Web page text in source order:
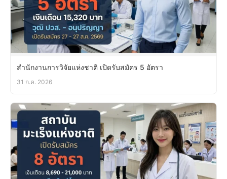
สำนักงานการวิจัยแห่งชาติ เปิดรับสมัคร 5 อัตรา
31 ก.ค. 2026